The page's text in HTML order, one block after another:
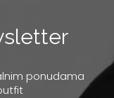
ponudama